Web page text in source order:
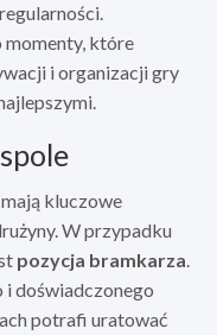
momenty, które
i organizacji gry
kluczowe
W przypadku
pozycja bramkarza.
i doświadczonego
potrafi uratować